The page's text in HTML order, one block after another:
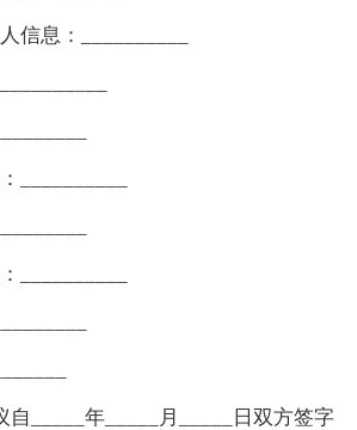
息：__________
_____年_____月_____日双方签字